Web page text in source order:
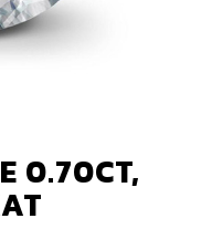
0.70CT,